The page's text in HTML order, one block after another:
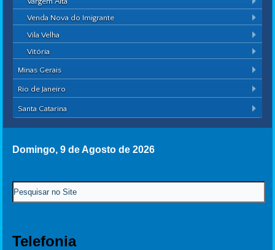
Venda Nova do Imigrante
Vila Velha
Vitória
Minas Gerais
Rio de Janeiro
Santa Catarina
Domingo, 9 de Agosto de 2026
Telefonia